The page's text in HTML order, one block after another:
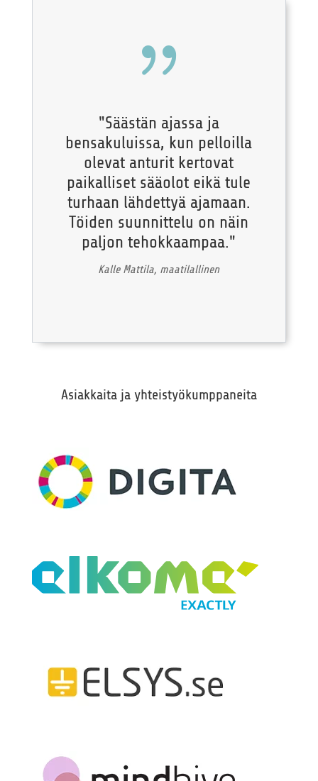
{
"Säästän ajassa ja
bensakuluissa, kun pelloilla
olevat anturit kertovat
paikalliset sääolot eikä tule
turhaan lähdettyä ajamaan.
Töiden suunnittelu on näin
paljon tehokkaampaa."
Kalle Mattila, maatilallinen
Asiakkaita ja yhteistyökumppaneita